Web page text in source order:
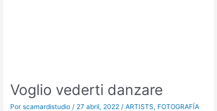
Voglio vederti danzare
Porscamardistudio / 27 abril, 2022 /ARTISTS, FOTOGRAFÍA